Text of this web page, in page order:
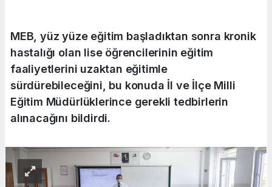
MEB, yüz yüze eğitim başladıktan sonra kronik
hastalığı olan lise öğrencilerinin eğitim
faaliyetlerini uzaktan eğitimle
sürdürebileceğini, bu konuda İl ve İlçe Milli
Eğitim Müdürlüklerince gerekli tedbirlerin
alınacağını bildirdi.